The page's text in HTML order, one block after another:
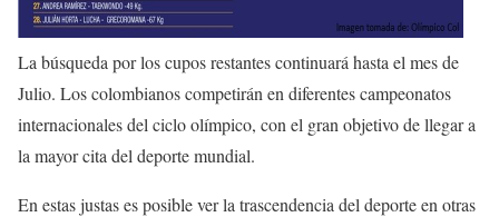
La búsqueda por los cupos restantes continuará hasta el mes de
Julio. Los colombianos competirán en diferentes campeonatos
internacionales del ciclo olímpico, con el gran objetivo de llegar a
la mayor cita del deporte mundial.
En estas justas es posible ver la trascendencia del deporte en otras